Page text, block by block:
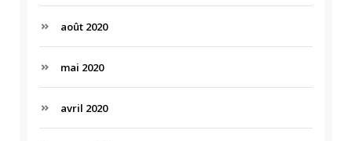
août 2020
mai 2020
avril 2020